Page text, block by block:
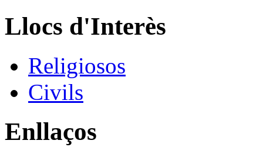
Llocs d'Interès
Religiosos
Civils
Enllaços